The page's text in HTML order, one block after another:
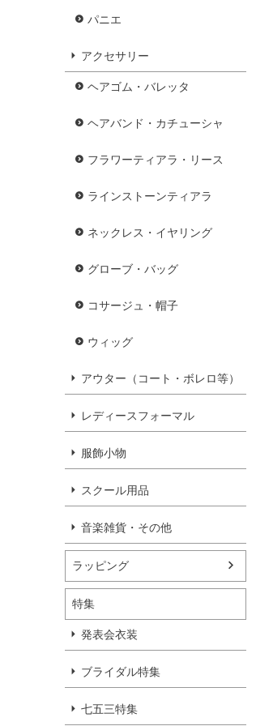
パニエ
アクセサリー
ヘアゴム・バレッタ
ヘアバンド・カチューシャ
フラワーティアラ・リース
ラインストーンティアラ
ネックレス・イヤリング
グローブ・バッグ
コサージュ・帽子
ウィッグ
アウター（コート・ボレロ等）
レディースフォーマル
服飾小物
スクール用品
音楽雑貨・その他
ラッピング
特集
発表会衣装
ブライダル特集
七五三特集